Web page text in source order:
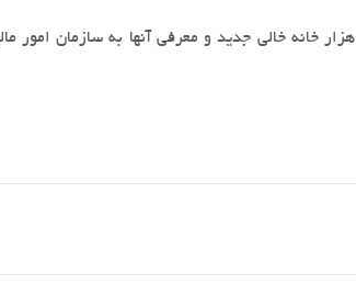
مدیرکل دفتر اقتصاد مسکن وزارت راه و شهرسازی از شناسایی 150 هزار خانه خالی جدید و معرفی آنها به